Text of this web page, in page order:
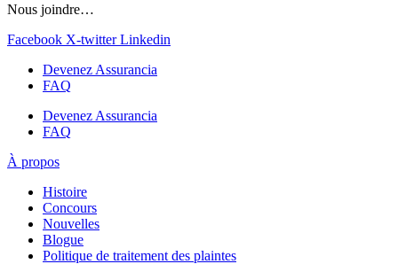
Nous joindre…
Facebook X-twitter Linkedin
Devenez Assurancia
FAQ
Devenez Assurancia
FAQ
À propos
Histoire
Concours
Nouvelles
Blogue
Politique de traitement des plaintes